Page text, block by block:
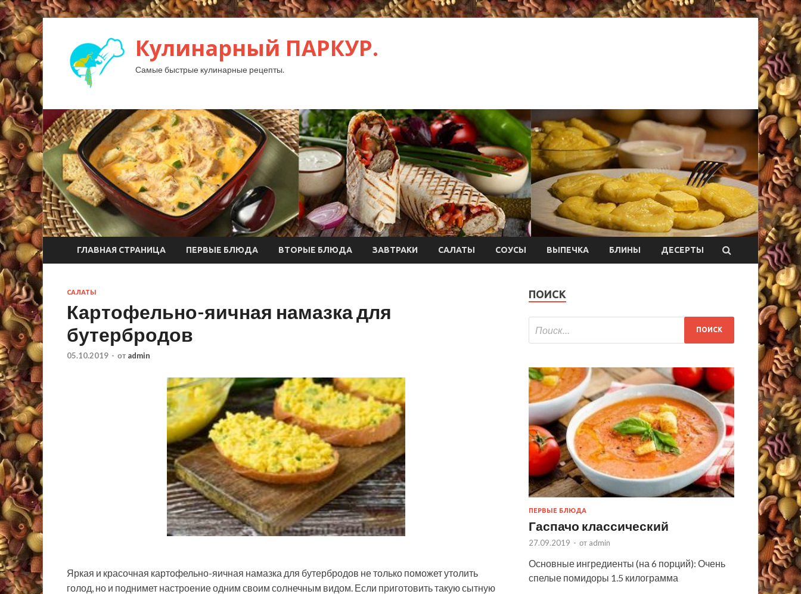
Кулинарный ПАРКУР.
Самые быстрые кулинарные рецепты.
ГЛАВНАЯ СТРАНИЦА ПЕРВЫЕ БЛЮДА ВТОРЫЕ БЛЮДА ЗАВТРАКИ САЛАТЫ СОУСЫ ВЫПЕЧКА БЛИНЫ ДЕСЕРТЫ
САЛАТЫ
Картофельно-яичная намазка для
бутербродов
05.10.2019 - от admin
Яркая и красочная картофельно-яичная намазка для бутербродов не только поможет утолить
голод, но и поднимет настроение одним своим солнечным видом. Если приготовить такую сытную
ПОИСК
ПЕРВЫЕ БЛЮДА
Гаспачо классический
27.09.2019 - от admin
Основные ингредиенты (на 6 порций): Очень
спелые помидоры 1.5 килограмма